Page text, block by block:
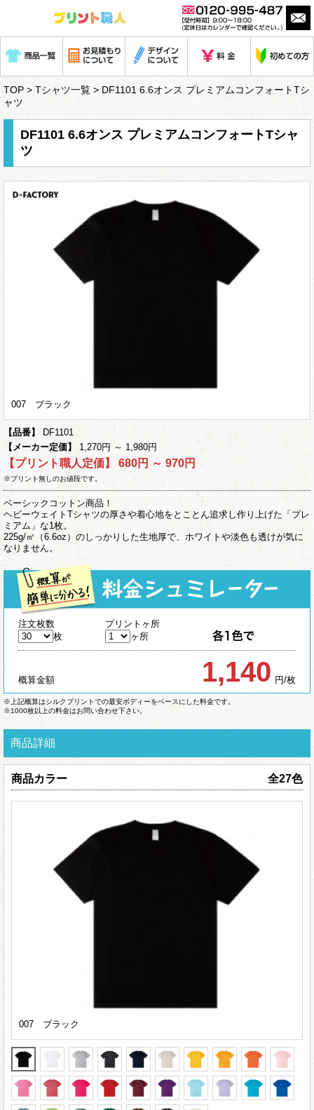
TOP > Tシャツ一覧 > DF1101 6.6オンス プレミアムコンフォートTシ
ャツ
DF1101 6.6オンス プレミアムコンフォートTシャ
ツ
007 ブラック
【品番】
DF1101
【メーカー定価】
1,270円 ～ 1,980円
【プリント職人定価】 680円 ～ 970円
※プリント無しのお値段です。
ベーシックコットン商品！
ヘビーウェイトTシャツの厚さや着心地をとことん追求し作り上げた「プレ
ミアム」な1枚。
225g/㎡（6.6oz）のしっかりした生地厚で、ホワイトや淡色も透けが気に
なりません。
注文枚数
プリントヶ所
枚
ヶ所
概算金額 1,140 円/枚
※上記概算はシルクプリントでの最安ボディーをベースにした料金です。
※1000枚以上の料金はお問い合わせ下さい。
商品詳細
商品カラー 全27色
007 ブラック